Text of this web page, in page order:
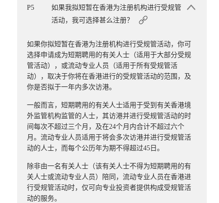
P5
如果我拟短暂在香港为注册机构进行受规管
活动，我可选择甚么注册？
如果你拟短暂在香港为注册机构进行受规管活动，你可
选择申请成为短期聘用的有关人士（适用于大部分受规
管活动），或流动专业人员（适用于所有受规管活
动），取决于你将在香港进行的受规管活动的范围，及
你是否拟于一年内多次访港。
一般而言，短期聘用的有关人士适用于受到有关香港境
外监管机构监管的人士，其访港并进行受规管活动的时
间每次不超过三个月，及在24个月内合计不超过六个
月。流动专业人员适用于将会多次访港并进行受规管活
动的人士，而每个公历年为期不得超过45日。
除非由一名有关人士（该有关人士不得为短期聘用的有
关人士或流动专业人员）陪同，流动专业人员在香港进
行受规管活动时，仅可向专业投资者提供构成受规管活
动的服务。